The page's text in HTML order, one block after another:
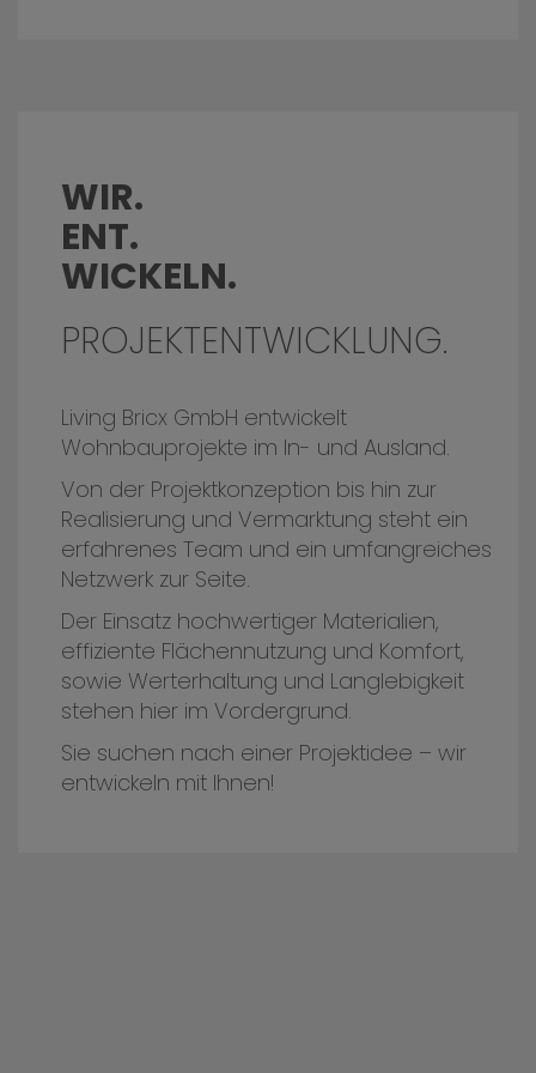
WIR.
ENT.
WICKELN.
PROJEKTENTWICKLUNG.
Living Bricx GmbH entwickelt
Wohnbauprojekte im In- und Ausland.
Von der Projektkonzeption bis hin zur
Realisierung und Vermarktung steht ein
erfahrenes Team und ein umfangreiches
Netzwerk zur Seite.
Der Einsatz hochwertiger Materialien,
effiziente Flächennutzung und Komfort,
sowie Werterhaltung und Langlebigkeit
stehen hier im Vordergrund.
Sie suchen nach einer Projektidee – wir
entwickeln mit Ihnen!